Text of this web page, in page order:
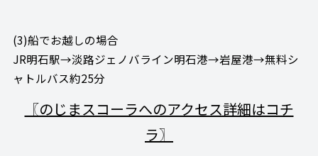
(3)船でお越しの場合
JR明石駅→淡路ジェノバライン明石港→岩屋港→無料シ
ャトルバス約25分
〖のじまスコーラへのアクセス詳細はコチ
ラ〗